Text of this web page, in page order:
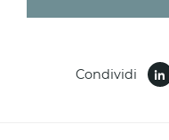
Condividi